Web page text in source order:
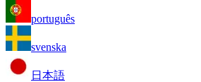
português
svenska
日本語